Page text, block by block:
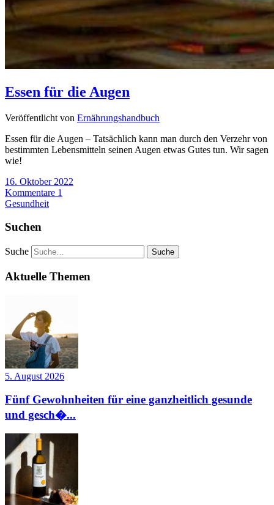
Essen für die Augen
Veröffentlicht von Ernährungshandbuch
Essen für die Augen – Tatsächlich kann man durch den Verzehr von
bestimmten Lebensmitteln seinen Augen etwas Gutes tun. Wir sagen
wie!
16. Oktober 2022
Kommentare 1
Gesundheit
Suchen
Suche
Aktuelle Themen
5. August 2026
Fünf Gewohnheiten für eine ganzheitlich gesunde
und gesch�...